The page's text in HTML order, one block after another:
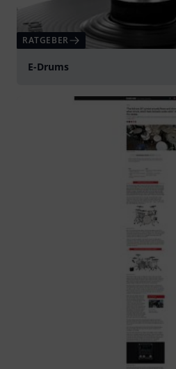
RATGEBER
E-Drums